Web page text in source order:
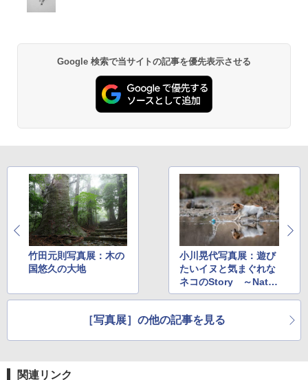
Google 検索で当サイトの記事を優先表示させる
竹田元則写真展：木の
国悠久の大地
小川晃代写真展：遊び
たいイヌと気まぐれな
ネコのStory ～Natur
al Pet Photo～
［写真展］の他の記事を見る
関連リンク